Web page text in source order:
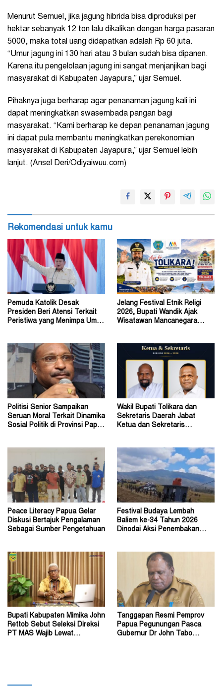
Menurut Semuel, jika jagung hibrida bisa diproduksi per
hektar sebanyak 12 ton lalu dikalikan dengan harga pasaran
5000, maka total uang didapatkan adalah Rp 60 juta.
“Umur jagung ini 130 hari atau 3 bulan sudah bisa dipanen.
Karena itu pengelolaan jagung ini sangat menjanjikan bagi
masyarakat di Kabupaten Jayapura,” ujar Semuel.
Pihaknya juga berharap agar penanaman jagung kali ini
dapat meningkatkan swasembada pangan bagi
masyarakat. “Kami berharap ke depan penanaman jagung
ini dapat pula membantu meningkatkan perekonomian
masyarakat di Kabupaten Jayapura,” ujar Semuel lebih
lanjut. (Ansel Deri/Odiyaiwuu.com)
Rekomendasi untuk kamu
Pemuda Katolik Desak
Presiden Beri Atensi Terkait
Peristiwa yang Menimpa Umat
Jelang Festival Etnik Religi
2026, Bupati Wandik Ajak
Wisatawan Mancanegara
Politisi Senior Sampaikan
Seruan Moral Terkait Dinamika
Sosial Politik di Provinsi Papua
Wakil Bupati Tolikara dan
Sekretaris Daerah Jabat
Ketua dan Sekretaris
Peace Literacy Papua Gelar
Diskusi Bertajuk Pengalaman
Sebagai Sumber Pengetahuan
Festival Budaya Lembah
Baliem ke-34 Tahun 2026
Dinodai Aksi Penembakan
Bupati Kabupaten Mimika John
Rettob Sebut Seleksi Direksi
PT MAS Wajib Lewat
Tanggapan Resmi Pemprov
Papua Pegunungan Pasca
Gubernur Dr John Tabo